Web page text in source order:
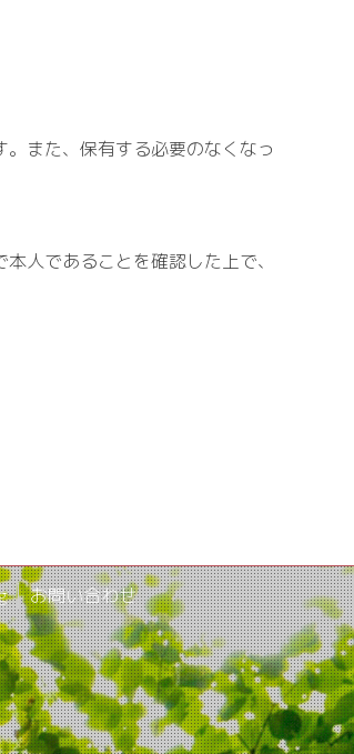
また、保有する必要のなくなっ
人であることを確認した上で、
お問い合わせ